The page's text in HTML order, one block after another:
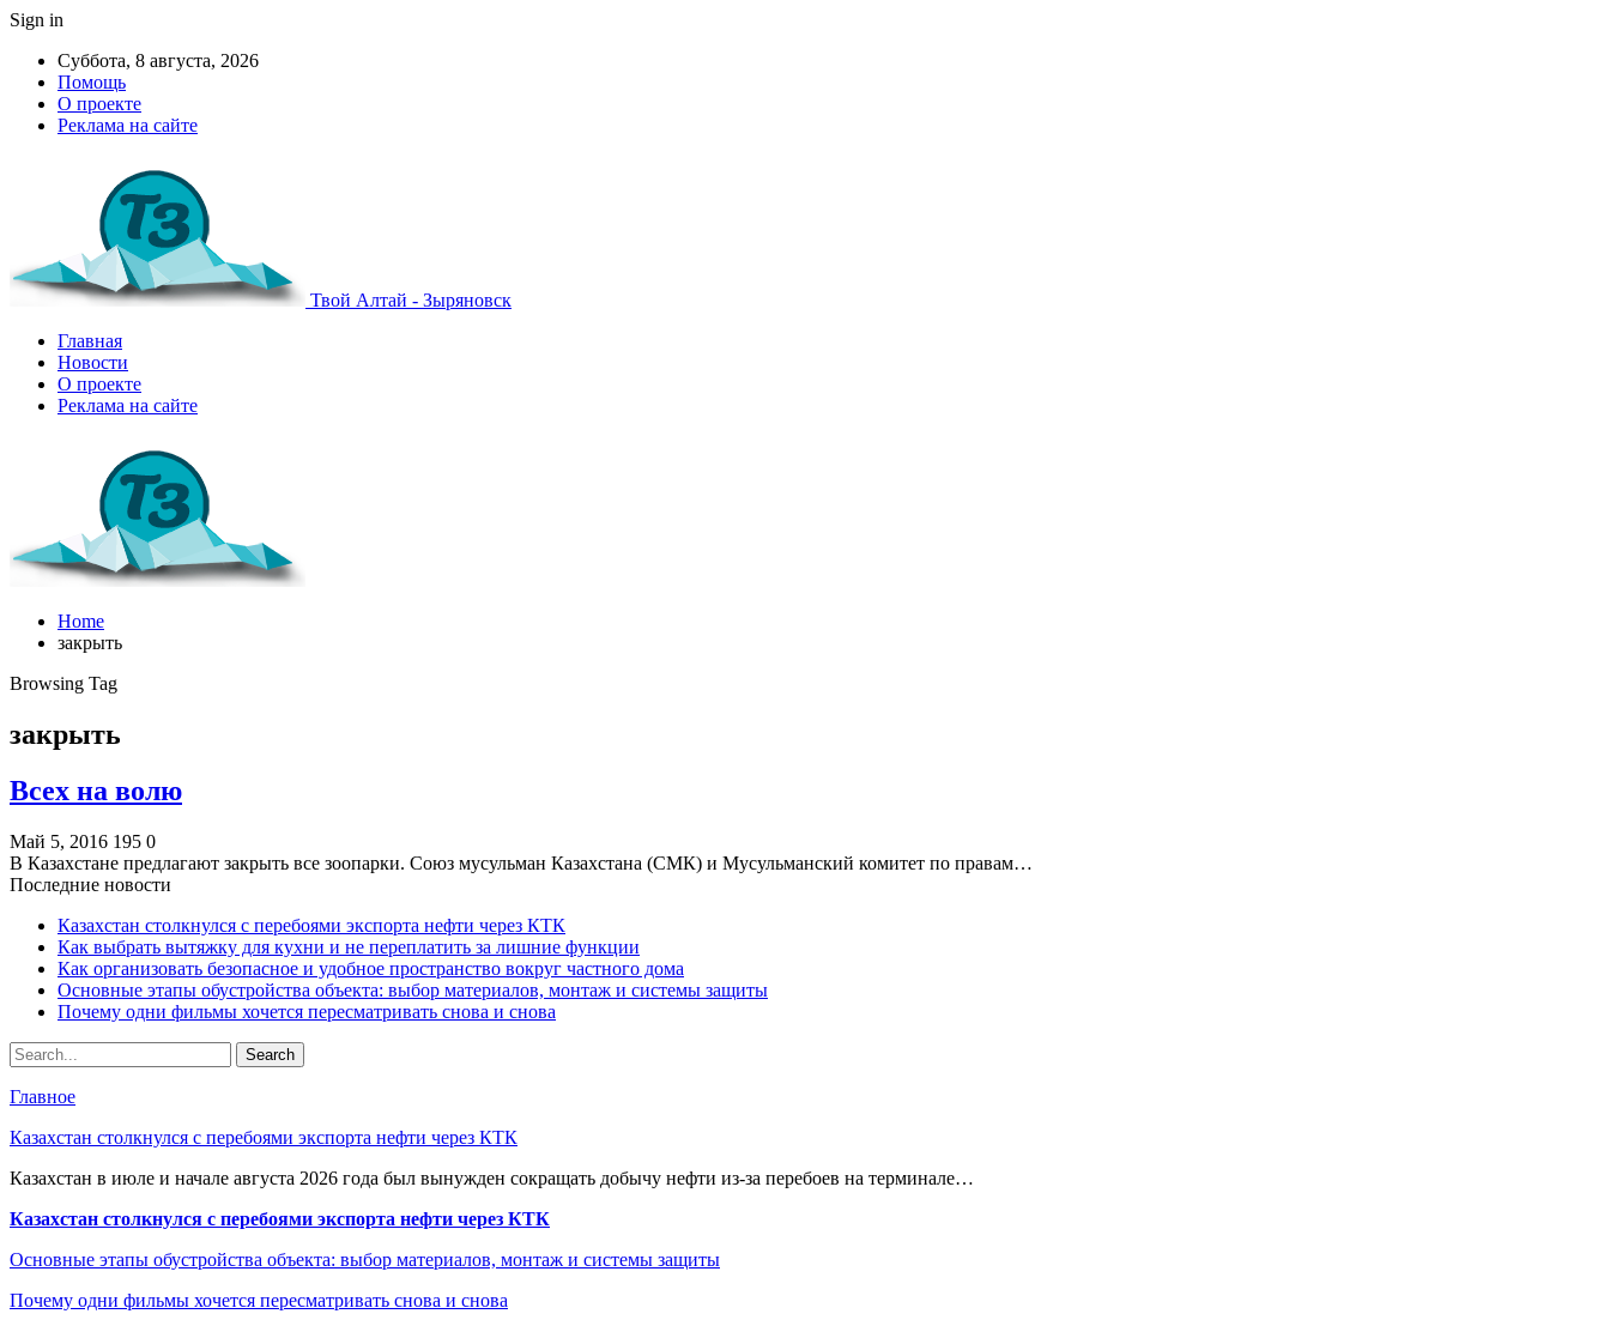
Sign in
Суббота, 8 августа, 2026
Помощь
О проекте
Реклама на сайте
Твой Алтай - Зыряновск
Главная
Новости
О проекте
Реклама на сайте
Home
закрыть
Browsing Tag
закрыть
Всех на волю
Май 5, 2016 195 0
В Казахстане предлагают закрыть все зоопарки. Союз мусульман Казахстана (СМК) и Мусульманский комитет по правам…
Последние новости
Казахстан столкнулся с перебоями экспорта нефти через КТК
Как выбрать вытяжку для кухни и не переплатить за лишние функции
Как организовать безопасное и удобное пространство вокруг частного дома
Основные этапы обустройства объекта: выбор материалов, монтаж и системы защиты
Почему одни фильмы хочется пересматривать снова и снова
Главное
Казахстан столкнулся с перебоями экспорта нефти через КТК
Казахстан в июле и начале августа 2026 года был вынужден сокращать добычу нефти из-за перебоев на терминале…
Казахстан столкнулся с перебоями экспорта нефти через КТК
Основные этапы обустройства объекта: выбор материалов, монтаж и системы защиты
Почему одни фильмы хочется пересматривать снова и снова